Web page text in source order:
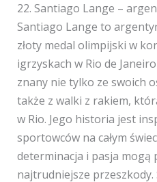
22. Santiago Lange –
Santiago Lange to
złoty medal olimpijski w
igrzyskach w Rio de
znany nie tylko ze swoich
także z walki z rakiem,
w Rio. Jego historia jest
sportowców na całym
determinacja i pasja mogą
najtrudniejsze